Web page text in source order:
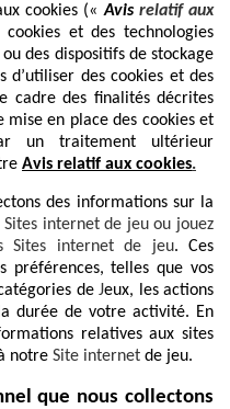
cookies («Avis relatif aux
et des technologies
des dispositifs de stockage
d’utiliser des cookies et des
cadre des finalités décrites
mise en place des cookies et
un traitement ultérieur
Avis relatif aux cookies.
des informations sur la
Sites internet de jeu ou jouez
Sites internet de jeu. Ces
préférences, telles que vos
deJeux, les actions
durée de votre activité. En
relatives aux sites
notre Site internet de jeu.
que nous collectons